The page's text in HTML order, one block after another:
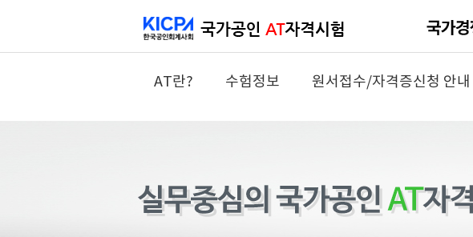
AT란? 수험정보 원서접수/자격증신청 안내